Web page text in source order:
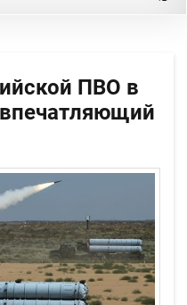
ПВО в